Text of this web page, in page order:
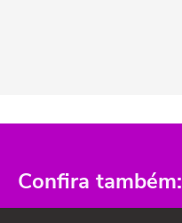
Confira também: